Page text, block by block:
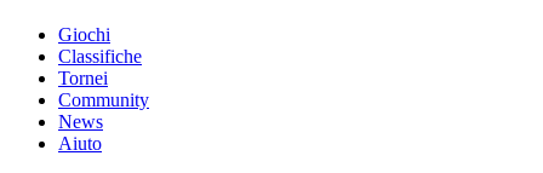
Giochi
Classifiche
Tornei
Community
News
Aiuto